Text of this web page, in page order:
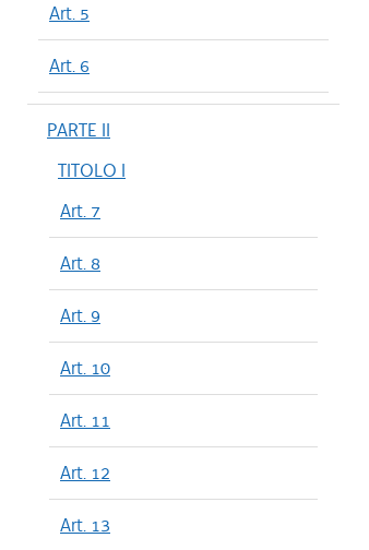
Art. 5
Art. 6
PARTE II
TITOLO I
Art. 7
Art. 8
Art. 9
Art. 10
Art. 11
Art. 12
Art. 13